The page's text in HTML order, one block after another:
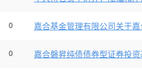
0 嘉合基金管理有限公司关于
0 嘉合磐昇纯债债券型证券投